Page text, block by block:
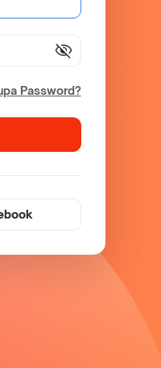
visibility_off
Password?